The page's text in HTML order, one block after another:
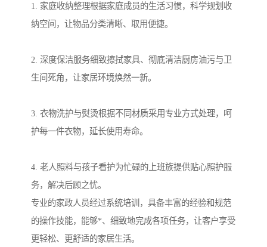
1. 家庭收纳整理根据家庭成员的生活习惯，科学规划收
纳空间，让物品分类清晰、取用便捷。
2. 深度保洁服务细致擦拭家具、彻底清洁厨房油污与卫
生间死角，让家居环境焕然一新。
3. 衣物洗护与熨烫根据不同材质采用专业方式处理，呵
护每一件衣物，延长使用寿命。
4. 老人照料与孩子看护为忙碌的上班族提供贴心照护服
务，解决后顾之忧。
专业的家政人员经过系统培训，具备丰富的经验和规范
的操作技能，能够*、细致地完成各项任务，让客户享受
更轻松、更舒适的家居生活。